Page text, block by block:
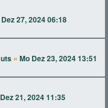
Dez 27, 2024 06:18
« Mo Dez 23, 2024 13:51
21, 2024 11:35